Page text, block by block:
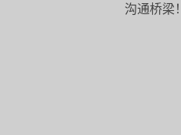
沟通桥梁！